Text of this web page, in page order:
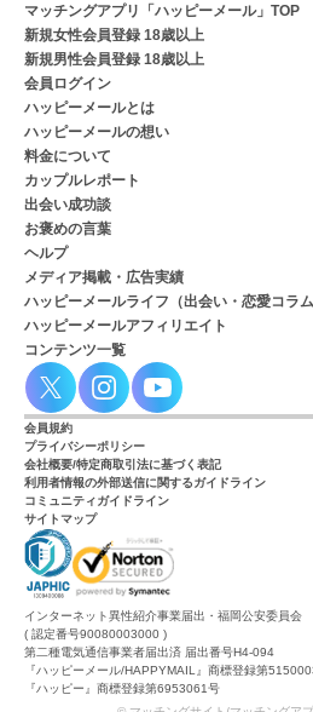
マッチングアプリ「ハッピーメール」TOP
新規女性会員登録 18歳以上
新規男性会員登録 18歳以上
会員ログイン
ハッピーメールとは
ハッピーメールの想い
料金について
カップルレポート
出会い成功談
お褒めの言葉
ヘルプ
メディア掲載・広告実績
ハッピーメールライフ（出会い・恋愛コラム
ハッピーメールアフィリエイト
コンテンツ一覧
会員規約
プライバシーポリシー
会社概要/特定商取引法に基づく表記
利用者情報の外部送信に関するガイドライン
コミュニティガイドライン
サイトマップ
インターネット異性紹介事業届出・福岡公安委員会
( 認定番号90080003000 )
第二種電気通信事業者届出済 届出番号H4-094
『ハッピーメール/HAPPYMAIL』商標登録第
『ハッピー』商標登録第6953061号